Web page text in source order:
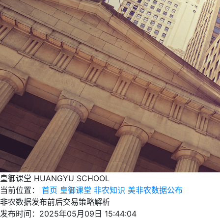
皇御课堂 HUANGYU SCHOOL
当前位置：
首页 皇御课堂 非农知识 美非农数据公布
非农数据发布前后交易策略解析
发布时间：2025年05月09日 15:44:04